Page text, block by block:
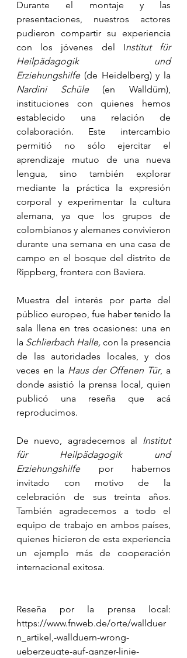
Durante el montaje y las
presentaciones, nuestros actores
pudieron compartir su experiencia
con los jóvenes del Institut für
Heilpädagogik und
Erziehungshilfe
Nardini Schüle (en Walldürn),
instituciones con quienes hemos
establecido una relación de
colaboración. Este intercambio
permitió no sólo ejercitar el
aprendizaje mutuo de una nueva
lengua, sino también explorar
mediante la práctica la expresión
corporal y experimentar la cultura
alemana, ya que los grupos de
colombianos y alemanes convivieron
durante una semana en una casa de
campo en el bosque del distrito de
Rippberg, frontera con Baviera.
Muestra del interés por parte del
público europeo, fue haber tenido la
sala llena en tres ocasiones: una en
la Schlierbach Halle, con la presencia
de las autoridades locales,
y dos
veces en la Haus der Offenen Tür, a
donde asistió la prensa local, quien
publicó una reseña que acá
reproducimos.
De nuevo, agradecemos al Institut
für Heilpädagogik und
Erziehungshilfe por habernos
invitado con motivo de la
celebración de sus treinta años.
También agradecemos a todo el
equipo de trabajo en ambos países,
quienes hicieron de esta experiencia
un ejemplo más de cooperación
internacional exitosa.
https://www.fnweb.de/orte/wallduer
n_artikel,-wallduern-wrong-
ueberzeugte-auf-ganzer-linie-